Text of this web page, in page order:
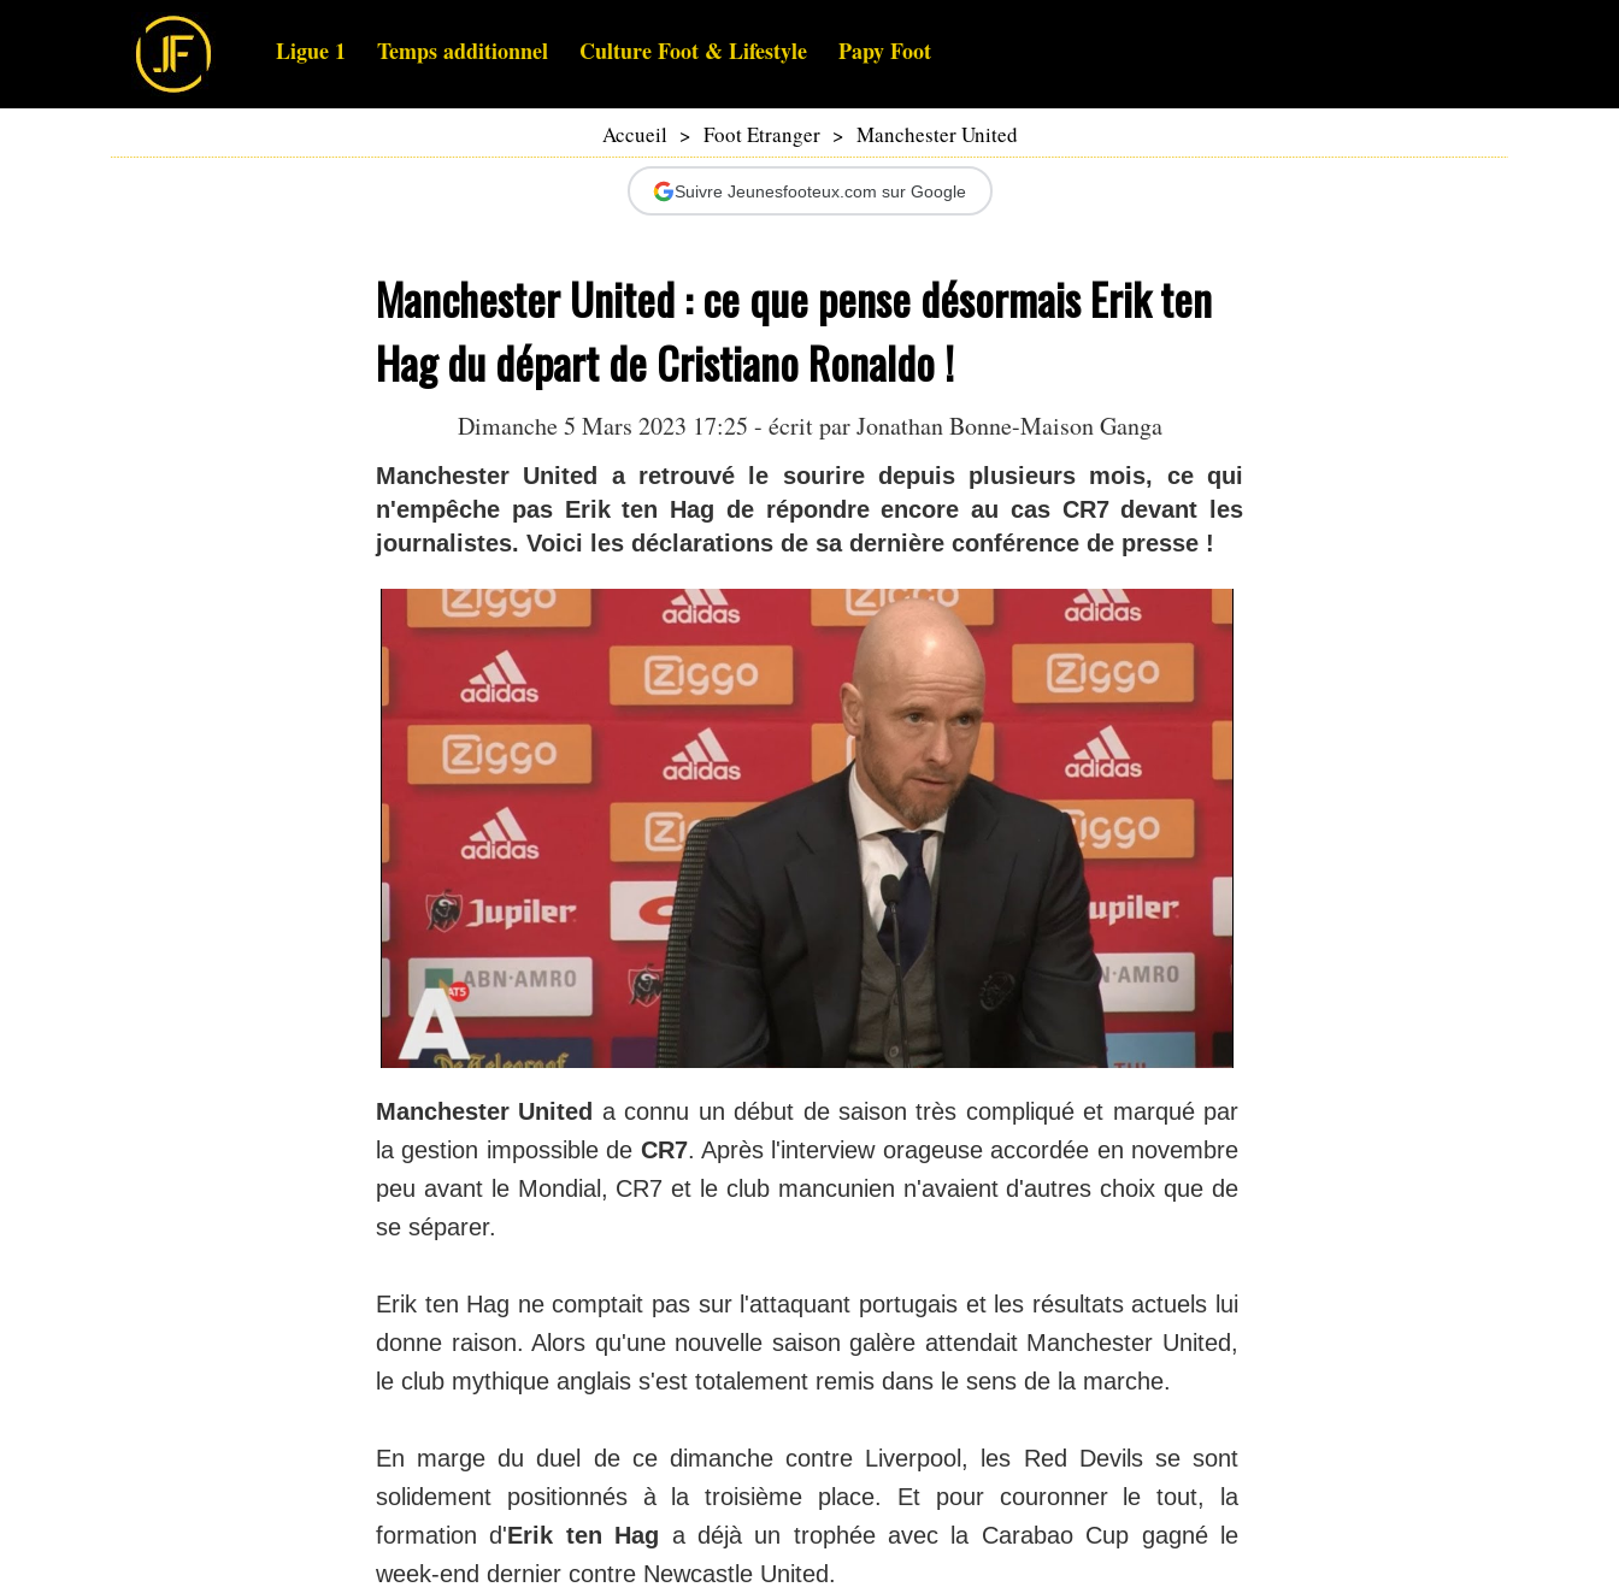
Ligue 1 Temps additionnel Culture Foot & Lifestyle Papy Foot
Accueil > Foot Etranger > Manchester United
Suivre Jeunesfooteux.com sur Google
Manchester United : ce que pense désormais Erik ten
Hag du départ de Cristiano Ronaldo !
Dimanche 5 Mars 2023 17:25 - écrit parJonathan Bonne-Maison Ganga
Manchester United a retrouvé le sourire depuis plusieurs mois, ce qui
n'empêche pas Erik ten Hag de répondre encore au cas CR7 devant les
journalistes. Voici les déclarations de sa dernière conférence de presse !
Manchester United a connu un début de saison très compliqué et marqué par
la gestion impossible de CR7. Après l'interview orageuse accordée en novembre
peu avant le Mondial, CR7 et le club mancunien n'avaient d'autres choix que de
se séparer.
Erik ten Hag ne comptait pas sur l'attaquant portugais et les résultats actuels lui
donne raison. Alors qu'une nouvelle saison galère attendait Manchester United,
le club mythique anglais s'est totalement remis dans le sens de la marche.
En marge du duel de ce dimanche contre Liverpool, les Red Devils se sont
solidement positionnés à la troisième place. Et pour couronner le tout, la
formation d'Erik ten Hag a déjà un trophée avec la Carabao Cup gagné le
week-end dernier contre Newcastle United.